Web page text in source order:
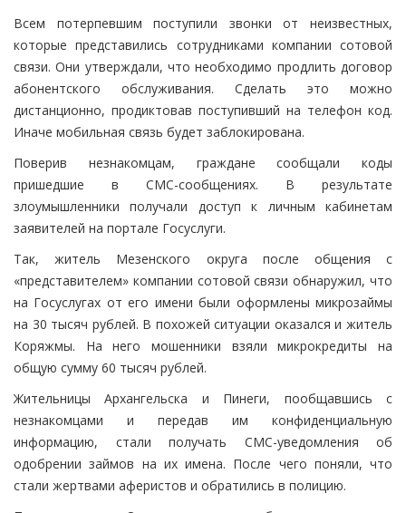
Всем потерпевшим поступили звонки от неизвестных,
которые представились сотрудниками компании сотовой
связи. Они утверждали, что необходимо продлить договор
абонентского обслуживания. Сделать это можно
дистанционно, продиктовав поступивший на телефон код.
Иначе мобильная связь будет заблокирована.
Поверив незнакомцам, граждане сообщали коды
пришедшие в СМС-сообщениях. В результате
злоумышленники получали доступ к личным кабинетам
заявителей на портале Госуслуги.
Так, житель Мезенского округа после общения с
«представителем» компании сотовой связи обнаружил, что
на Госуслугах от его имени были оформлены микрозаймы
на 30 тысяч рублей. В похожей ситуации оказался и житель
Коряжмы. На него мошенники взяли микрокредиты на
общую сумму 60 тысяч рублей.
Жительницы Архангельска и Пинеги, пообщавшись с
незнакомцами и передав им конфиденциальную
информацию, стали получать СМС-уведомления об
одобрении займов на их имена. После чего поняли, что
стали жертвами аферистов и обратились в полицию.